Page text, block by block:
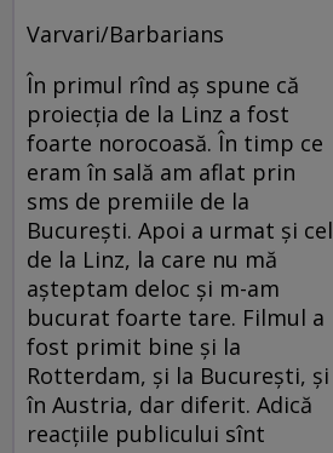
Varvari/Barbarians
În primul rînd aş spune că
proiecţia de la Linz a fost
foarte norocoasă. În timp ce
eram în sală am aflat prin
sms de premiile de la
Bucureşti. Apoi a urmat şi cel
de la Linz, la care nu mă
aşteptam deloc şi m-am
bucurat foarte tare. Filmul a
fost primit bine şi la
Rotterdam, şi la Bucureşti, şi
în Austria, dar diferit. Adică
reacţiile publicului sînt